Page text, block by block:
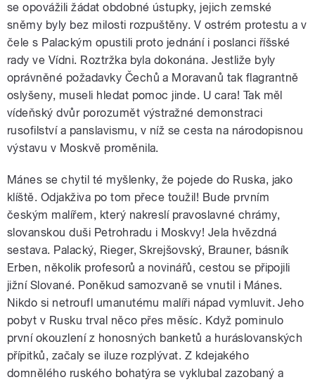
se opovážili žádat obdobné ústupky, jejich zemské
sněmy byly bez milosti rozpuštěny. V ostrém protestu a v
čele s Palackým opustili proto jednání i poslanci říšské
rady ve Vídni. Roztržka byla dokonána. Jestliže byly
oprávněné požadavky Čechů a Moravanů tak flagrantně
oslyšeny, museli hledat pomoc jinde. U cara! Tak měl
vídeňský dvůr porozumět výstražné demonstraci
rusofilství a panslavismu, v níž se cesta na národopisnou
výstavu v Moskvě proměnila.
Mánes se chytil té myšlenky, že pojede do Ruska, jako
klíště. Odjakživa po tom přece toužil! Bude prvním
českým malířem, který nakreslí pravoslavné chrámy,
slovanskou duši Petrohradu i Moskvy! Jela hvězdná
sestava. Palacký, Rieger, Skrejšovský, Brauner, básník
Erben, několik profesorů a novinářů, cestou se připojili
jižní Slované. Poněkud samozvaně se vnutil i Mánes.
Nikdo si netroufl umanutému malíři nápad vymluvit. Jeho
pobyt v Rusku trval něco přes měsíc. Když pominulo
první okouzlení z honosných banketů a huráslovanských
přípitků, začaly se iluze rozplývat. Z kdejakého
domnělého ruského bohatýra se vyklubal zazobaný a